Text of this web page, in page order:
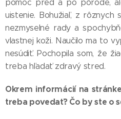
pomoc pred a po pôrode,
uistenie. Bohužiaľ, z rôznych
nezmyselné rady a
vlastnej koži. Naučilo ma to
nesúdiť. Pochopila som, že
treba hľadať zdravý stred.
Okrem informácií na
treba povedať? Čo by ste o